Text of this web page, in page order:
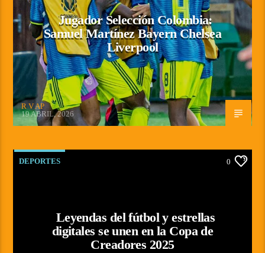
Jugador Selección Colombia:
Samuel Martínez Bayern Chelsea
Liverpool
R V AP
19 ABRIL, 2026
DEPORTES 0
Leyendas del fútbol y estrellas
digitales se unen en la Copa de
Creadores 2025